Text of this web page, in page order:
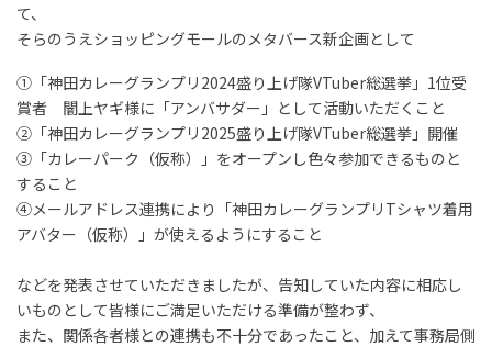
て、
そらのうえショッピングモールのメタバース新企画として
①「神田カレーグランプリ2024盛り上げ隊VTuber総選挙」1位受
賞者 闇上ヤギ様に「アンバサダー」として活動いただくこと
②「神田カレーグランプリ2025盛り上げ隊VTuber総選挙」開催
③「カレーパーク（仮称）」をオープンし色々参加できるものと
すること
④メールアドレス連携により「神田カレーグランプリTシャツ着用
アバター（仮称）」が使えるようにすること
などを発表させていただきましたが、告知していた内容に相応し
いものとして皆様にご満足いただける準備が整わず、
また、関係各者様との連携も不十分であったこと、加えて事務局側